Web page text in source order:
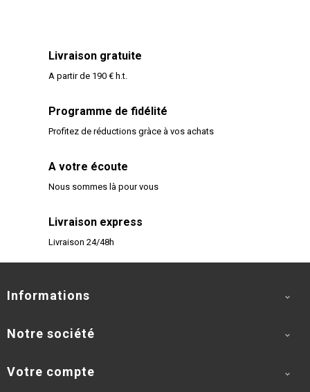
Livraison gratuite
A partir de 190 € h.t.
Programme de fidélité
Profitez de réductions gràce à vos achats
A votre écoute
Nous sommes là pour vous
Livraison express
Livraison 24/48h
Informations 
Notre société 
Votre compte 